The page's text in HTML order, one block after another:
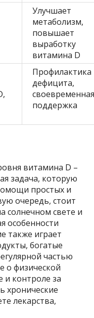
Улучшает
метаболизм,
повышает
выработку
витамина D
Профилактика
дефицита,
поддержка
витамина D –
задача, которую
простых и
очередь, стоит
солнечном свете и
особенности
также играет
богатые
частью
о физической
и контроле за
хронические
лекарства,